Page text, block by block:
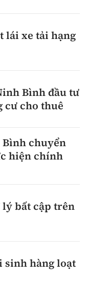
lái xe tải hạng
Bình đầu tư
cư cho thuê
Bình chuyển
hiện chính
bất cập trên
sinh hàng loạt